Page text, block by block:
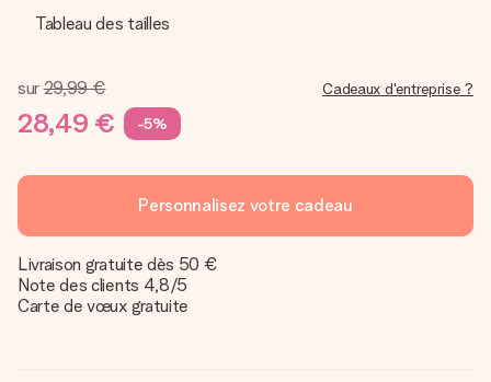
Tableau des tailles
sur29,99 €
28,49 € -5%
Cadeaux d'entreprise ?
Personnalisez votre cadeau
Livraison gratuite dès 50 €
Note des clients 4,8/5
Carte de vœux gratuite